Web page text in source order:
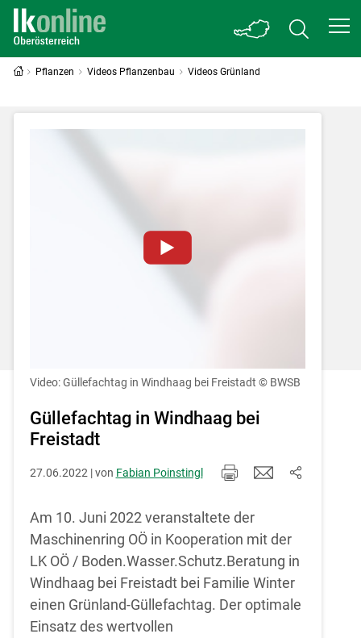
Pflanzen Videos Pflanzenbau Videos Grünland
Einstellungen jederzeit einsehen und
korrigieren
Cookies Einstellungen
Video: Güllefachtag in Windhaag bei Freistadt © BWSB
Güllefachtag in Windhaag bei
Freistadt
27.06.2022 | von Fabian Poinstingl
Am 10. Juni 2022 veranstaltete der
Maschinenring OÖ in Kooperation mit der
LK OÖ / Boden.Wasser.Schutz.Beratung in
Windhaag bei Freistadt bei Familie Winter
einen Grünland-Güllefachtag. Der optimale
Einsatz des wertvollen